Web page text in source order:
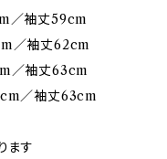
／袖丈59cm
／袖丈62cm
／袖丈63cm
／袖丈63cm
ます